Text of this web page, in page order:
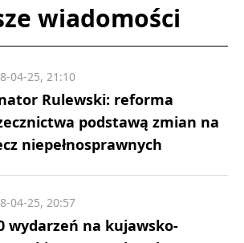
wiadomości
Rulewski: reforma
podstawą zmian na
niepełnosprawnych
04-25, 21:10
wydarzeń na kujawsko-
04-25, 20:57